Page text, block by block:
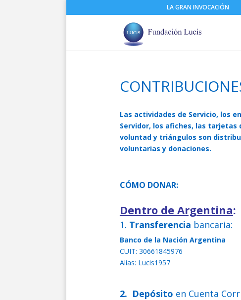
LA GRAN INVOCACIÓN
Las actividades de Servicio, los
Servidor, los afiches, las tarjetas
voluntad y triángulos son
voluntarias y donaciones.
CÓMO DONAR:
Dentro de Argentina:
1. Transferencia bancaria:
Banco de la Nación Argentina
CUIT: 30661845976
Alias: Lucis1957
2. Depósito en Cuenta